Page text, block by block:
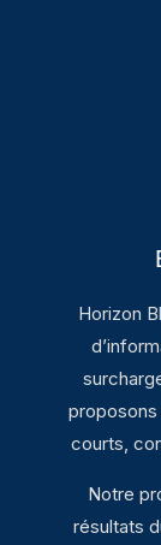
Horizon
courts,
Notre
résultats